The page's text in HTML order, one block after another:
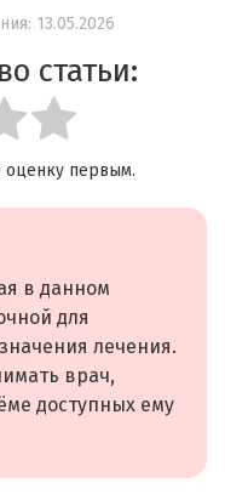
13.05.2026
статьи:
оценку первым.
в данном
для
лечения.
врач,
доступных ему